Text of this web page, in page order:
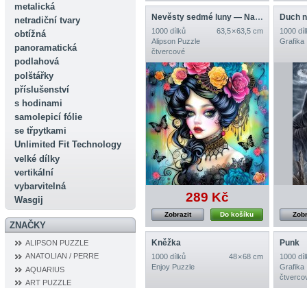
metalická
netradiční tvary
obtížná
panoramatická
podlahová
polštářky
příslušenství
s hodinami
samolepicí fólie
se třpytkami
Unlimited Fit Technology
velké dílky
vertikální
vybarvitelná
Wasgij
ZNAČKY
ALIPSON PUZZLE
ANATOLIAN / PERRE
AQUARIUS
ART PUZZLE
Nevěsty sedmé luny — Nadia
1000 dílků
63,5 × 63,5 cm
Alipson Puzzle
čtvercové
289 Kč
Do košíku
Zobrazit
Duch
1000
Grafika
Kněžka
1000 dílků
48 × 68 cm
Enjoy Puzzle
Punk
1000
Grafika